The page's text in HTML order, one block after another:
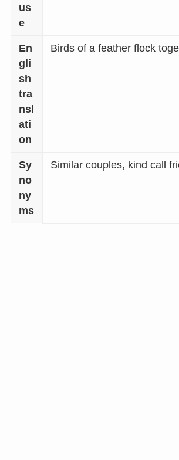
us
e
En
gli
sh
tra
nsl
ati
on
Birds of a feather flock
Sy
no
ny
ms
Similar couples, kind call